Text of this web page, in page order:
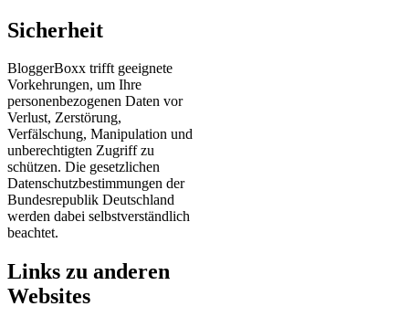
Sicherheit
BloggerBoxx trifft geeignete
Vorkehrungen, um Ihre
personenbezogenen Daten vor
Verlust, Zerstörung,
Verfälschung, Manipulation und
unberechtigten Zugriff zu
schützen. Die gesetzlichen
Datenschutzbestimmungen der
Bundesrepublik Deutschland
werden dabei selbstverständlich
beachtet.
Links zu anderen
Websites